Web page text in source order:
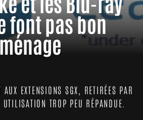
font pas bon
ménage
EXTENSIONS SGX, RETIRÉES PAR
TROP PEU RÉPANDUE.